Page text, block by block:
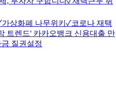
가상화폐 나무위키✓코로나 재택
트렌드' 카카오뱅크 신용대출 만
질권설정